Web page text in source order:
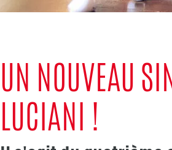
UN NOUVEAU
LUCIANI !